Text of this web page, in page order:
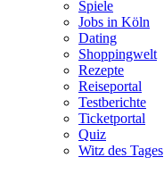
Spiele
Jobs in Köln
Dating
Shoppingwelt
Rezepte
Reiseportal
Testberichte
Ticketportal
Quiz
Witz des Tages